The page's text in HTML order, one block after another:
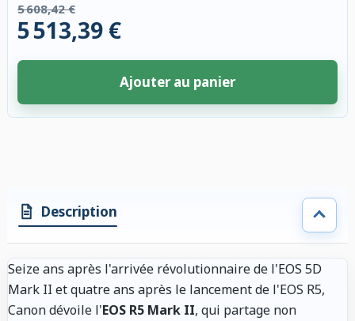
5 608,42 €
5 513,39 €
Ajouter au panier
Description
Seize ans après l'arrivée révolutionnaire de l'EOS 5D
Mark II et quatre ans après le lancement de l'EOS R5,
Canon dévoile l'EOS R5 Mark II, qui partage non